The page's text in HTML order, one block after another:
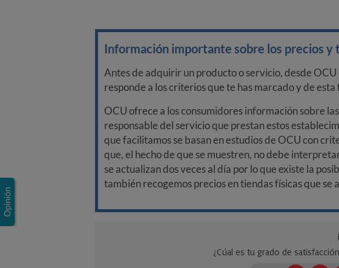
Información importante sobre los precios y
Antes de adquirir un producto o servicio, desde
responde a los criterios que te has marcado y de
OCU ofrece a los consumidores información sobre
responsable del servicio que prestan estos
que facilitamos se basan en estudios de OCU con
que, el hecho de que se muestren, no debe
se actualizan dos veces al día por lo que existe la
también recogemos precios en tiendas físicas que